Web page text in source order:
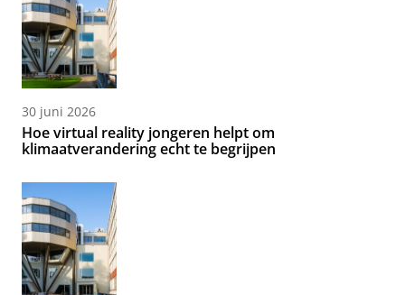
30 juni 2026
Hoe virtual reality jongeren helpt om
klimaatverandering echt te begrijpen